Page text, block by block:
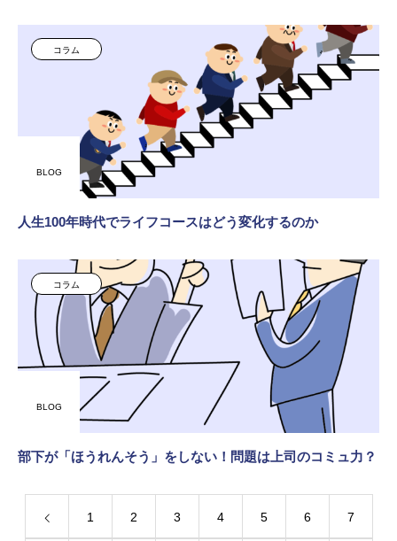
コラム
BLOG
人生100年時代でライフコースはどう変化するのか
コラム
BLOG
部下が「ほうれんそう」をしない！問題は上司のコミュ力？
1 2 3 4 5 6 7